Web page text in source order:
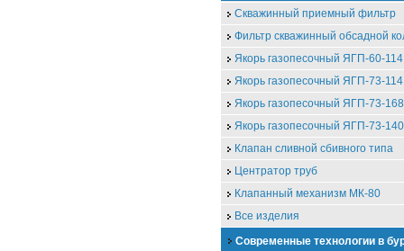
Скважинный приемный фильтр
Фильтр скважинный обсадной
Якорь газопесочный ЯГП-60-
Якорь газопесочный ЯГП-73-114
Якорь газопесочный ЯГП-73-168
Якорь газопесочный ЯГП-73-140
Клапан сливной сбивного типа
Центратор труб
Клапанный механизм МК-80
Все изделия
Современные технологии в